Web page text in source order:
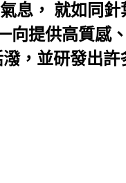
息， 就如同
向提供高質感
，並研發出許